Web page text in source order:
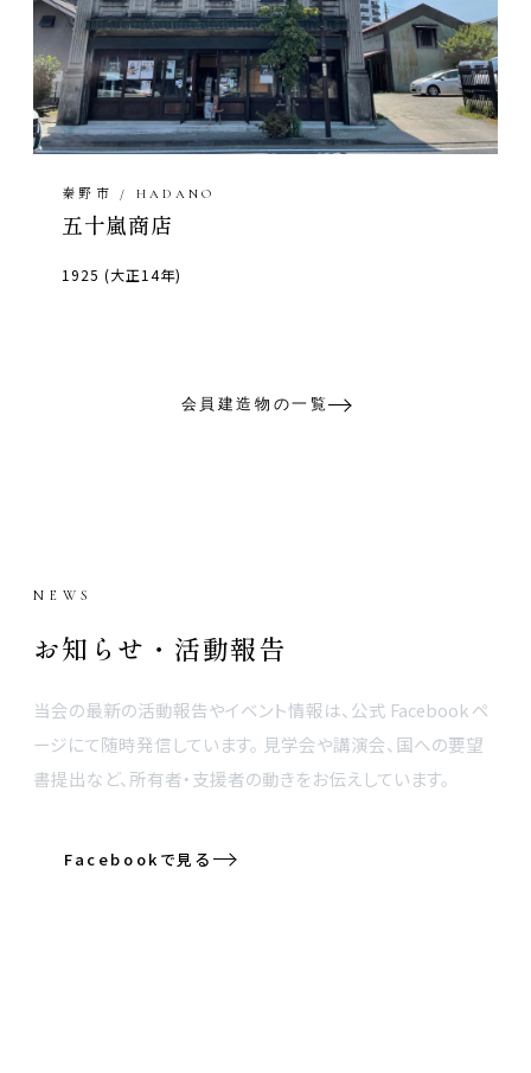
秦野市 / HADANO
五十嵐商店
1925 (大正14年)
会員建造物の一覧
NEWS
お知らせ・活動報告
当会の最新の活動報告やイベント情報は、公式 Facebook ペ
ージにて随時発信しています。 見学会や講演会、国への要望
書提出など、所有者・支援者の動きをお伝えしています。
Facebookで見る